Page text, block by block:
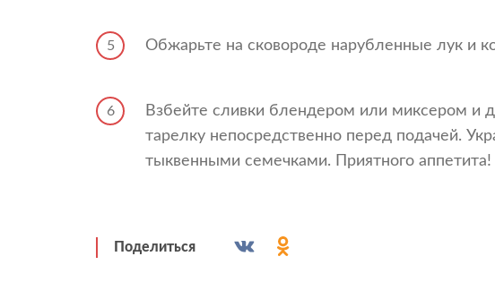
5 Обжарьте на сковороде нарубленные лук и
6
Взбейте сливки блендером или миксером и
тарелку непосредственно перед подачей.
тыквенными семечками. Приятного аппетита!
Поделиться